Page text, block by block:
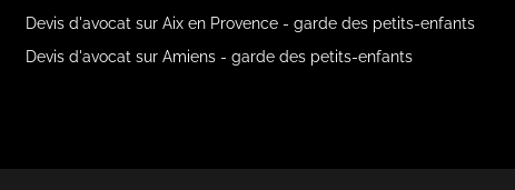
Devis d'avocat sur Aix en Provence - garde des petits-enfants
Devis d'avocat sur Amiens - garde des petits-enfants